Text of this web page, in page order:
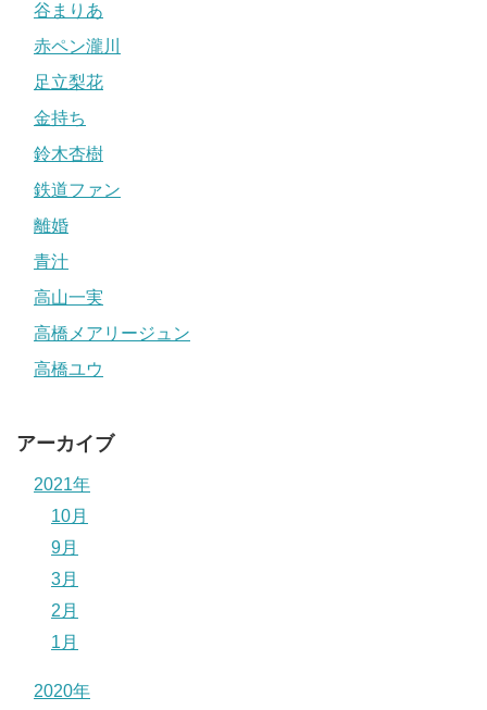
谷まりあ
赤ペン瀧川
足立梨花
金持ち
鈴木杏樹
鉄道ファン
離婚
青汁
高山一実
高橋メアリージュン
高橋ユウ
アーカイブ
2021年
10月
9月
3月
2月
1月
2020年